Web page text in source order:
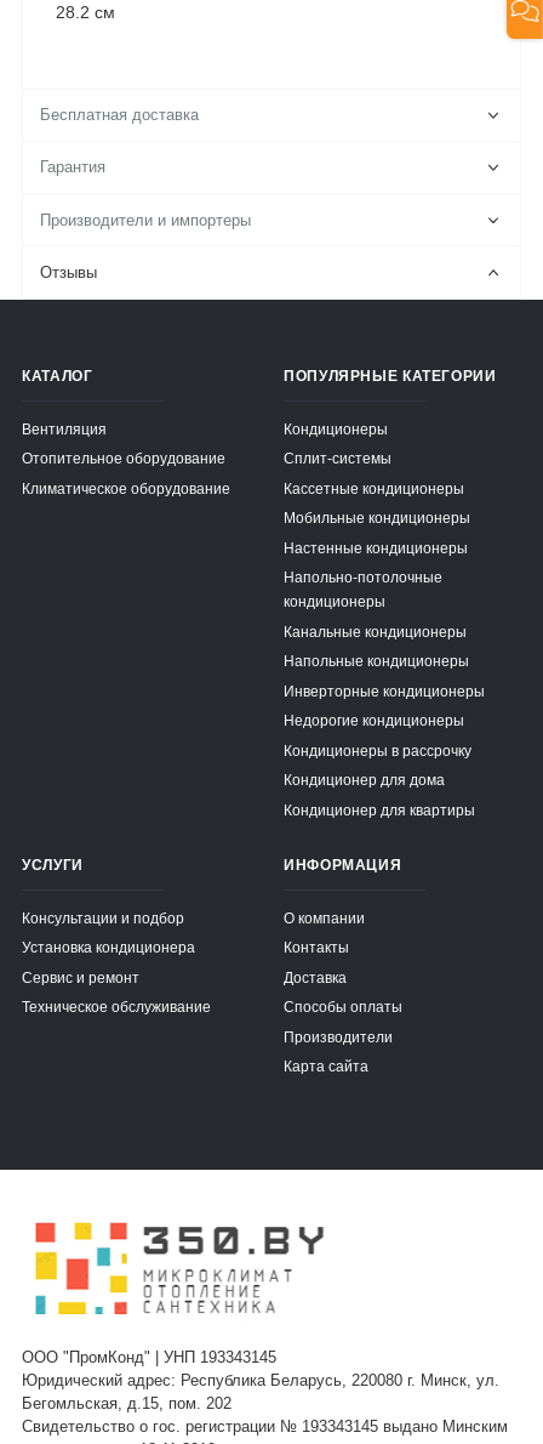
28.2 см
Бесплатная доставка
Гарантия
Производители и импортеры
Отзывы
КАТАЛОГ
Вентиляция
Отопительное оборудование
Климатическое оборудование
ПОПУЛЯРНЫЕ КАТЕГОРИИ
Кондиционеры
Сплит-системы
Кассетные кондиционеры
Мобильные кондиционеры
Настенные кондиционеры
Напольно-потолочные
кондиционеры
Канальные кондиционеры
Напольные кондиционеры
Инверторные кондиционеры
Недорогие кондиционеры
Кондиционеры в рассрочку
Кондиционер для дома
Кондиционер для квартиры
УСЛУГИ
Консультации и подбор
Установка кондиционера
Сервис и ремонт
Техническое обслуживание
ИНФОРМАЦИЯ
О компании
Контакты
Доставка
Способы оплаты
Производители
Карта сайта
ООО "ПромКонд" | УНП 193343145
Юридический адрес: Республика Беларусь, 220080 г. Минск, ул.
Бегомльская, д.15, пом. 202
Свидетельство о гос. регистрации № 193343145 выдано Минским